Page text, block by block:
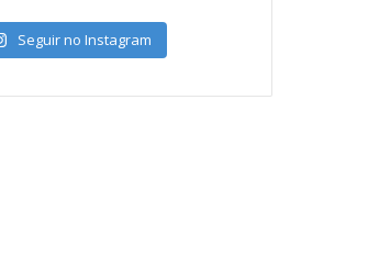
Seguir no Instagram